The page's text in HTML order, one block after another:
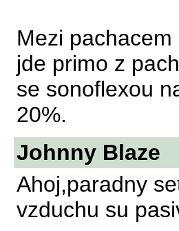
Mezi
jde primo z
se sonoflexou
20%.
Johnny Blaze
Ahoj,paradny
vzduchu su